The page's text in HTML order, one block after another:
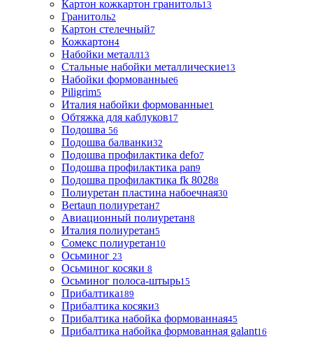
Картон кожкартон гранитоль13
Гранитоль2
Картон стелечный7
Кожкартон4
Набойки металл13
Стальные набойки металлические13
Набойки формованные6
Piligrim5
Италия набойки формованные1
Обтяжка для каблуков17
Подошва 56
Подошва балванки32
Подошва профилактика defo7
Подошва профилактика pan9
Подошва профилактика fk 80288
Полиуретан пластина набоечная30
Bertaun полиуретан7
Авиационный полиуретан8
Италия полиуретан5
Сомекс полиуретан10
Осьминог 23
Осьминог косяки 8
Осьминог полоса-штырь15
Прибалтика189
Прибалтика косяки3
Прибалтика набойка формованная45
Прибалтика набойка формованная galant16